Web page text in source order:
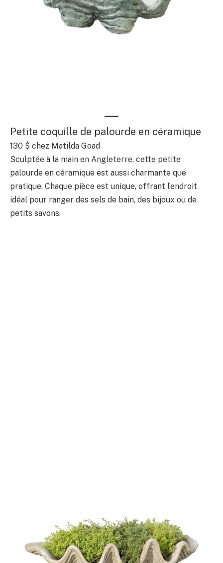
Petite coquille de palourde en céramique
130 $ chez Matilda Goad
Sculptée à la main en Angleterre, cette petite
palourde en céramique est aussi charmante que
pratique. Chaque pièce est unique, offrant l’endroit
idéal pour ranger des sels de bain, des bijoux ou de
petits savons.